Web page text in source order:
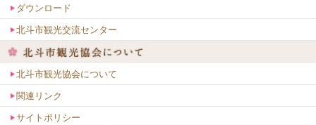
ダウンロード
北斗市観光交流センター
北斗市観光協会について
関連リンク
サイトポリシー